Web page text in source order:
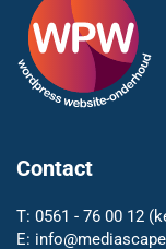
Contact
T: 0561 - 76 00 12
E: